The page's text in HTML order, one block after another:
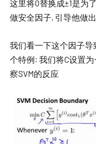
这里将0替换成±1是为
做安全因子, 引导他做
我们看一下这个因子导
个特例: 我们将C设置为
察SVM的反应